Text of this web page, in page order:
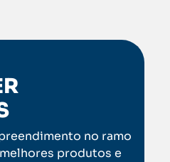
no ramo
produtos e